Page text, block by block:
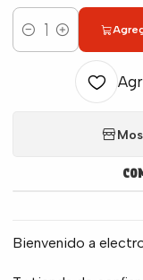
Cantidad
Bienvenido a